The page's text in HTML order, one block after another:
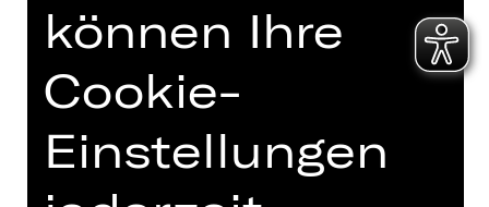
Home
Spielplan
Künstler*innen
Newsletter
ZVB/L
AGB
können Ihre
Cookie-
Einstellungen